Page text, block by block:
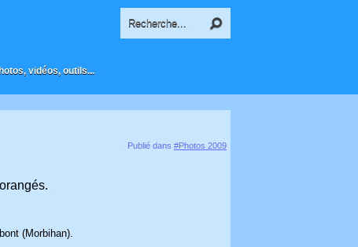
vidéos, outils...
Publié dans #Photos 2009
(Morbihan).